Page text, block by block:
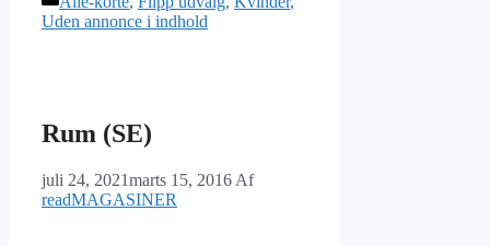
Uden annonce i indhold
Rum (SE)
juli 24, 2021marts 15, 2016 Af
readMAGASINER